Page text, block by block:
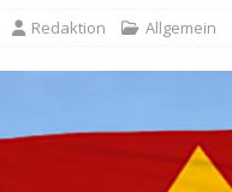
Redaktion Allgemein